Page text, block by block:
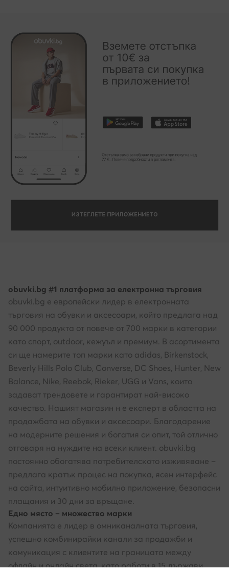
obuvki.bg #1 платформа за електронна търговия
obuvki.bg е европейски лидер в електронната
търговия на обувки и аксесоари, който предлага над
90 000 продукта от повече от 700 марки в категории
като спорт, outdoor, кежуъл и премиум. В асортимента
си ще намерите топ марки като adidas, Birkenstock,
Beverly Hills Polo Club, Converse, DC Shoes, Hunter, New
Balance, Nike, Reebok, Rieker, UGG и Vans, които
задават трендовете и гарантират най-високо
качество. Нашият магазин н е експерт в областта на
продажбата на обувки и аксесоари. Благодарение
на модерните решения и богатия си опит, той отлично
отговаря на нуждите на всеки клиент. obuvki.bg
постоянно обогатява потребителското изживяване –
предлага кратък процес на покупка, ясен интерфейс
на сайта, интуитивно мобилно приложение, безопасни
плащания и 30 дни за връщане.
Едно място – множество марки
Компанията е лидер в омниканалната търговия,
успешно комбинирайки канали за продажби и
комуникация с клиентите на границата между
офлайн и онлайн света, като работи в 15 държави.